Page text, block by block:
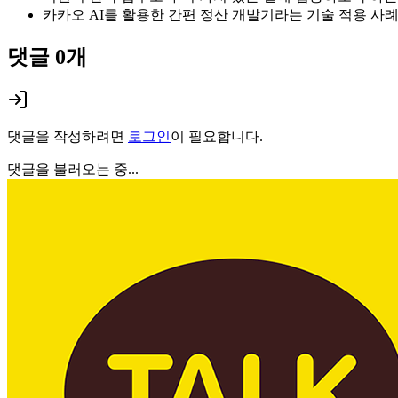
카카오 AI를 활용한 간편 정산 개발기라는 기술 적용 사례
댓글 0개
댓글을 작성하려면 로그인이 필요합니다.
댓글을 불러오는 중...